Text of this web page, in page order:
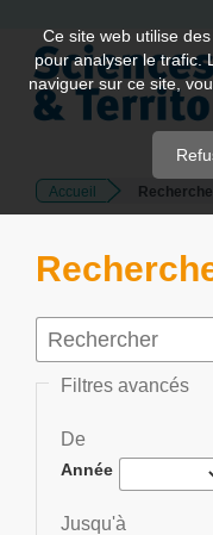
Quick
jump
page
Main
Content
Accueil
Filtres avancés
De
Année
Jusqu'à
Ce site web utilise
pour analyser le trafic.
naviguer sur ce site,